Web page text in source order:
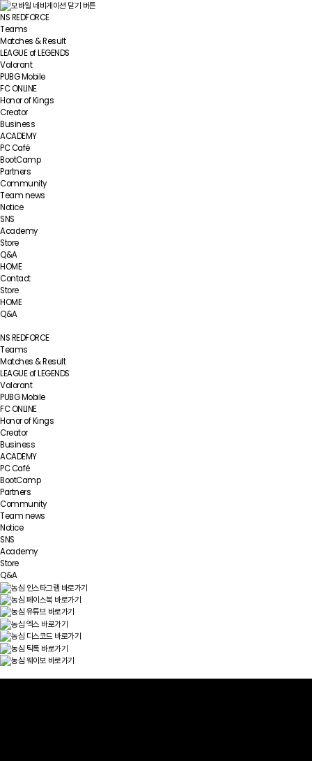
NS REDFORCE
Teams
Matches & Result
LEAGUE of LEGENDS
Valorant
PUBG Mobile
FC ONLINE
Honor of Kings
Creator
Business
ACADEMY
PC Café
BootCamp
Partners
Community
Team news
Notice
SNS
Academy
Store
Q&A
HOME
Contact
Store
HOME
Q&A
NS REDFORCE
Teams
Matches & Result
LEAGUE of LEGENDS
Valorant
PUBG Mobile
FC ONLINE
Honor of Kings
Creator
Business
ACADEMY
PC Café
BootCamp
Partners
Community
Team news
Notice
SNS
Academy
Store
Q&A